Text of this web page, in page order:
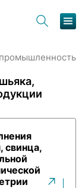
Хроматография
Каталог
Сервис и ремонт
свинца,